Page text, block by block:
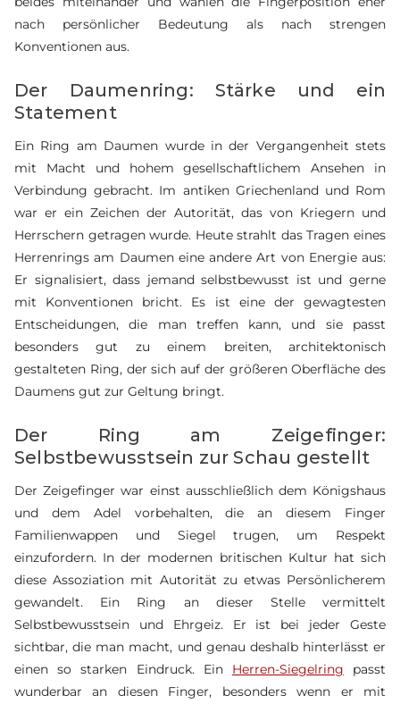
nach persönlicher Bedeutung als nach strengen
Konventionen aus.
Der Daumenring: Stärke und ein
Statement
Ein Ring am Daumen wurde in der Vergangenheit stets
mit Macht und hohem gesellschaftlichem Ansehen in
Verbindung gebracht. Im antiken Griechenland und Rom
war er ein Zeichen der Autorität, das von Kriegern und
Herrschern getragen wurde. Heute strahlt das Tragen eines
Herrenrings am Daumen eine andere Art von Energie aus:
Er signalisiert, dass jemand selbstbewusst ist und gerne
mit Konventionen bricht. Es ist eine der gewagtesten
Entscheidungen, die man treffen kann, und sie passt
besonders gut zu einem breiten, architektonisch
gestalteten Ring, der sich auf der größeren Oberfläche des
Daumens gut zur Geltung bringt.
Der Ring am Zeigefinger:
Selbstbewusstsein zur Schau gestellt
Der Zeigefinger war einst ausschließlich dem Königshaus
und dem Adel vorbehalten, die an diesem Finger
Familienwappen und Siegel trugen, um Respekt
einzufordern. In der modernen britischen Kultur hat sich
diese Assoziation mit Autorität zu etwas Persönlicherem
gewandelt. Ein Ring an dieser Stelle vermittelt
Selbstbewusstsein und Ehrgeiz. Er ist bei jeder Geste
sichtbar, die man macht, und genau deshalb hinterlässt er
einen so starken Eindruck. Ein Herren-Siegelring passt
wunderbar an diesen Finger, besonders wenn er mit